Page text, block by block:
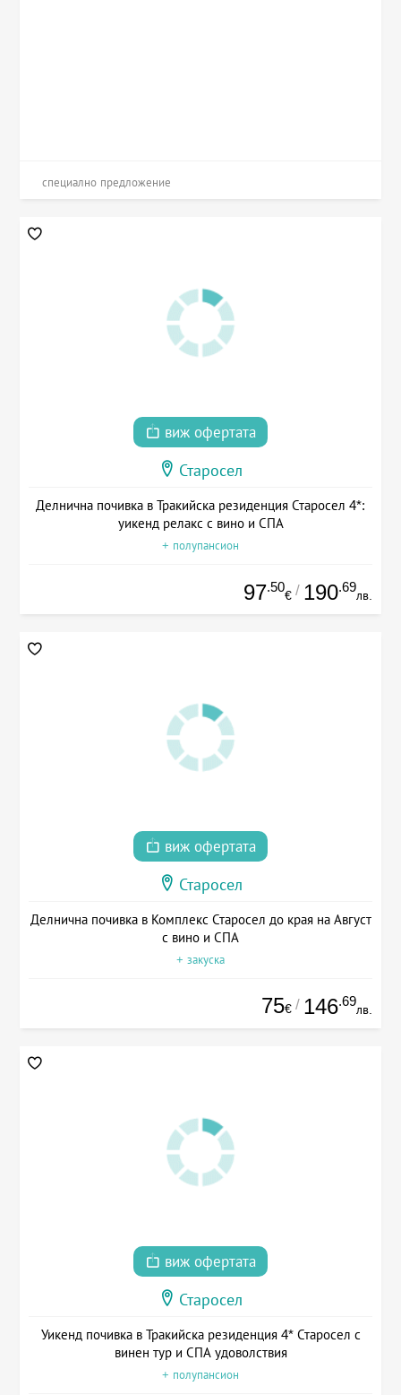
специално предложение
виж офертата
Старосел
Делнична почивка в Тракийска резиденция Старосел 4*:
уикенд релакс с вино и СПА
+ полупансион
97.50
€ / 190.69
лв.
виж офертата
Старосел
Делнична почивка в Комплекс Старосел до края на Август
с вино и СПА
+ закуска
75€ / 146.69
лв.
виж офертата
Старосел
Уикенд почивка в Тракийска резиденция 4* Старосел с
винен тур и СПА удоволствия
+ полупансион